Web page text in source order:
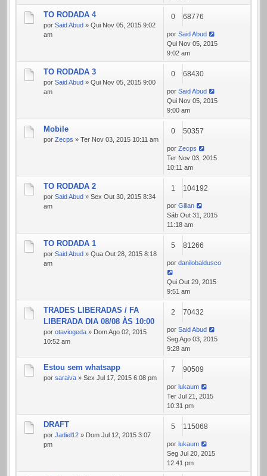
TO RODADA 4
por Said Abud » Qui Nov 05, 2015 9:02
am
0 68776
por Said Abud
Qui Nov 05, 2015
9:02 am
TO RODADA 3
por Said Abud » Qui Nov 05, 2015 9:00
am
0 68430
por Said Abud
Qui Nov 05, 2015
9:00 am
Mobile
por Zecps » Ter Nov 03, 2015 10:11 am
0 50357
por Zecps
Ter Nov 03, 2015
10:11 am
TO RODADA 2
por Said Abud » Sex Out 30, 2015 8:34
am
1 104192
por Gillan
Sáb Out 31, 2015
11:18 am
TO RODADA 1
por Said Abud » Qua Out 28, 2015 8:18
am
5 81266
por danilobaldusco
Qui Out 29, 2015
9:51 am
TRADES LIBERADAS / FA
LIBERADA DIA 08/08 ÀS 10:00
por otaviogeda » Dom Ago 02, 2015
10:52 am
2 70432
por Said Abud
Seg Ago 03, 2015
9:28 am
Estou sem whatsapp
por saraiva » Sex Jul 17, 2015 6:08 pm
7 90509
por lukaum
Ter Jul 21, 2015
10:31 pm
DRAFT
por Jadiel12 » Dom Jul 12, 2015 3:07
pm
5 115068
por lukaum
Seg Jul 20, 2015
12:41 pm